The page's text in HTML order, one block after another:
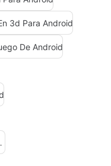
3d Para Android
De Android
Android